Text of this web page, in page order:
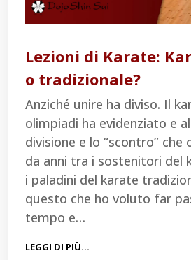
Lezioni di Karate:
o tradizionale?
Anziché unire ha diviso. Il
olimpiadi ha evidenziato e
divisione e lo “scontro” che
da anni tra i sostenitori del
i paladini del karate
questo che ho voluto far
tempo e…
LEGGI DI PIÙ…